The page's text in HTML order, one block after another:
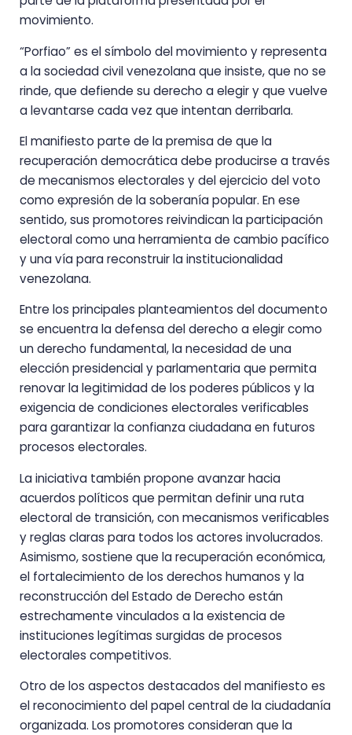
movimiento.
“Porfiao” es el símbolo del movimiento y representa
a la sociedad civil venezolana que insiste, que no se
rinde, que defiende su derecho a elegir y que vuelve
a levantarse cada vez que intentan derribarla.
El manifiesto parte de la premisa de que la
recuperación democrática debe producirse a través
de mecanismos electorales y del ejercicio del voto
como expresión de la soberanía popular. En ese
sentido, sus promotores reivindican la participación
electoral como una herramienta de cambio pacífico
y una vía para reconstruir la institucionalidad
venezolana.
Entre los principales planteamientos del documento
se encuentra la defensa del derecho a elegir como
un derecho fundamental, la necesidad de una
elección presidencial y parlamentaria que permita
renovar la legitimidad de los poderes públicos y la
exigencia de condiciones electorales verificables
para garantizar la confianza ciudadana en futuros
procesos electorales.
La iniciativa también propone avanzar hacia
acuerdos políticos que permitan definir una ruta
electoral de transición, con mecanismos verificables
y reglas claras para todos los actores involucrados.
Asimismo, sostiene que la recuperación económica,
el fortalecimiento de los derechos humanos y la
reconstrucción del Estado de Derecho están
estrechamente vinculados a la existencia de
instituciones legítimas surgidas de procesos
electorales competitivos.
Otro de los aspectos destacados del manifiesto es
el reconocimiento del papel central de la ciudadanía
organizada. Los promotores consideran que la